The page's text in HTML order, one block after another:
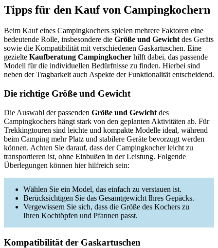
Tipps für den Kauf von Campingkochern
Beim Kauf eines Campingkochers spielen mehrere Faktoren eine
bedeutende Rolle, insbesondere die Größe und Gewicht des Geräts
sowie die Kompatibilität mit verschiedenen Gaskartuschen. Eine
gezielte Kaufberatung Campingkocher hilft dabei, das passende
Modell für die individuellen Bedürfnisse zu finden. Hierbei sind
neben der Tragbarkeit auch Aspekte der Funktionalität entscheidend.
Die richtige Größe und Gewicht
Die Auswahl der passenden Größe und Gewicht des
Campingkochers hängt stark von den geplanten Aktivitäten ab. Für
Trekkingtouren sind leichte und kompakte Modelle ideal, während
beim Camping mehr Platz und stabilere Geräte bevorzugt werden
können. Achten Sie darauf, dass der Campingkocher leicht zu
transportieren ist, ohne Einbußen in der Leistung. Folgende
Überlegungen können hier hilfreich sein:
Wählen Sie ein Model, das einfach zu verstauen ist.
Berücksichtigen Sie das Gesamtgewicht Ihres Gepäcks.
Vergewissern Sie sich, dass die Größe des Kochers zu
Ihren Kochtöpfen und Pfannen passt.
Kompatibilität der Gaskartuschen